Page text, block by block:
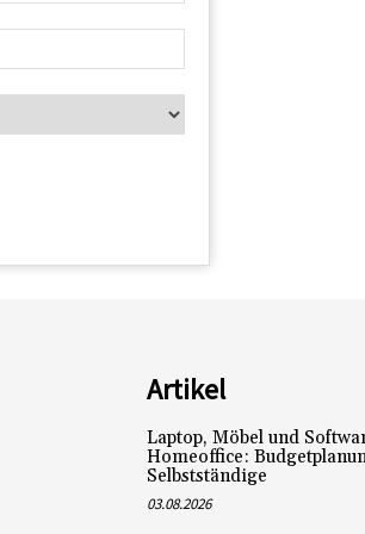
Artikel
Laptop, Möbel und
Homeoffice:
Selbstständige
03.08.2026